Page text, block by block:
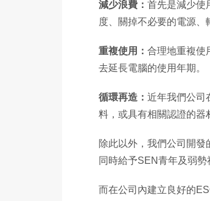
減少浪費： 首先是減少使
度、關掉不必要的電源、
重複使用： 合理地重複使
去延長電腦的使用年期。
循環再造： 近年我們公司
料，或具有相關認證的器
除此以外，我們公司開
同時給予SEN青年及弱
而在公司內建立良好的